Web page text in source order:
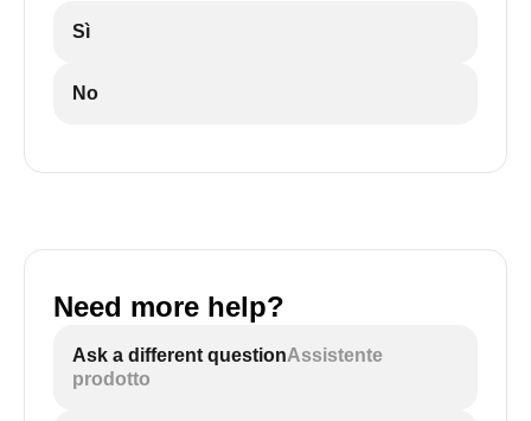
Sì
No
Need more help?
Ask a different questionAssistente
prodotto